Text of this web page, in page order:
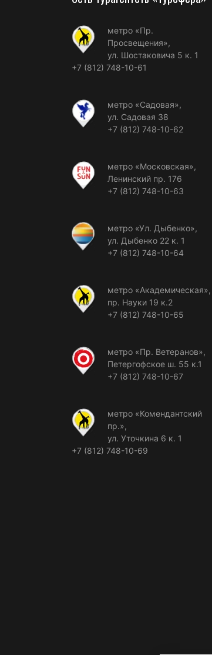
метро «Пр.
Просвещения»,
ул. Шостаковича 5 к. 1
+7 (812) 748-10-61
метро «Садовая»,
ул. Садовая 38
+7 (812) 748-10-62
метро «Московская»,
Ленинский пр. 176
+7 (812) 748-10-63
метро «Ул. Дыбенко»,
ул. Дыбенко 22 к. 1
+7 (812) 748-10-64
метро «Академическая»,
пр. Науки 19 к.2
+7 (812) 748-10-65
метро «Пр. Ветеранов»,
Петергофское ш. 55 к.1
+7 (812) 748-10-67
метро «Комендантский
пр.»,
ул. Уточкина 6 к. 1
+7 (812) 748-10-69